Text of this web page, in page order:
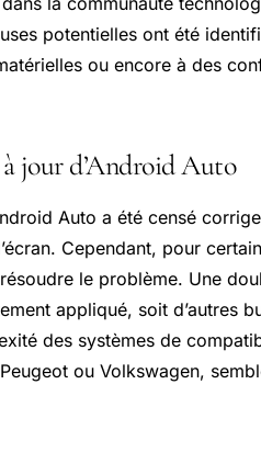
potentielles ont été
ou encore à des
jour d’Android Auto
Auto a été censé
Cependant, pour
le problème. Une
appliqué, soit d’autres
des systèmes de
ou Volkswagen,